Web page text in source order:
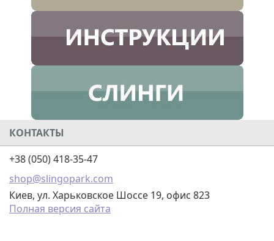
КОНТАКТЫ
+38 (050) 418-35-47
shop@slingopark.com
Киев, ул. Харьковское Шоссе 19, офис 823
Полная версия сайта